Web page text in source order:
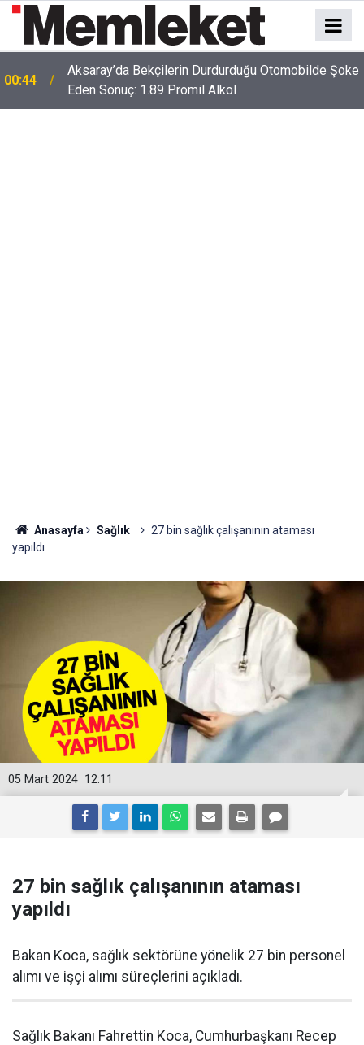
00:44
Aksaray’da Bekçilerin Durdurduğu Otomobilde Şoke
Eden Sonuç: 1.89 Promil Alkol
Anasayfa Sağlık
27 bin sağlık çalışanının ataması
yapıldı
12:11
05 Mart 2024
27 bin sağlık çalışanının ataması
yapıldı
Bakan Koca, sağlık sektörüne yönelik 27 bin personel
alımı ve işçi alımı süreçlerini açıkladı.
Sağlık Bakanı Fahrettin Koca, Cumhurbaşkanı Recep